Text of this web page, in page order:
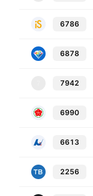
6786
6878
7942
6990
6613
2256